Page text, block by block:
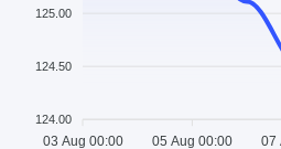
125.00
124.50
124.00
03 Aug 00:00 05 Aug 00:00 07